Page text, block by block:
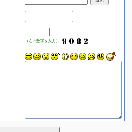
（右の数字を入力）